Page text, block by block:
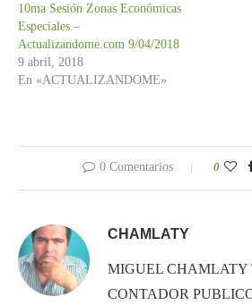
10ma Sesión Zonas Económicas
Especiales –
Actualizandome.com 9/04/2018
9 abril, 2018
En «ACTUALIZANDOME»
0 Comentarios 0
CHAMLATY
MIGUEL CHAMLATY
CONTADOR